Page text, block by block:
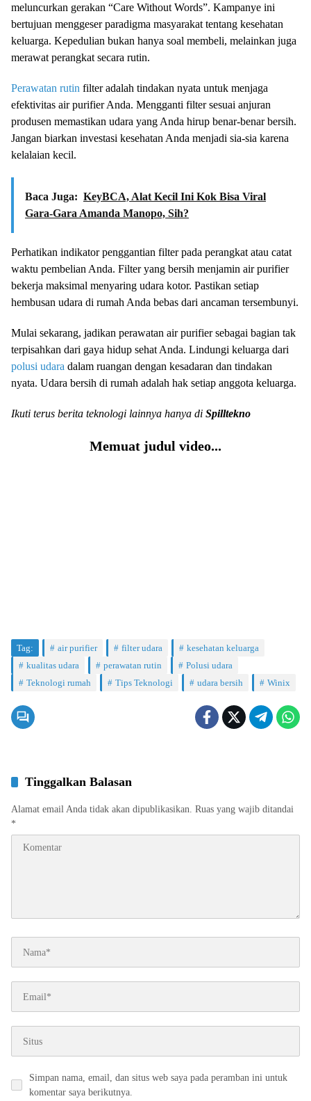
meluncurkan gerakan “Care Without Words”. Kampanye ini
bertujuan menggeser paradigma masyarakat tentang kesehatan
keluarga. Kepedulian bukan hanya soal membeli, melainkan juga
merawat perangkat secara rutin.
Perawatan rutin filter adalah tindakan nyata untuk menjaga
efektivitas air purifier Anda. Mengganti filter sesuai anjuran
produsen memastikan udara yang Anda hirup benar-benar bersih.
Jangan biarkan investasi kesehatan Anda menjadi sia-sia karena
kelalaian kecil.
Baca Juga: KeyBCA, Alat Kecil Ini Kok Bisa Viral
Gara-Gara Amanda Manopo, Sih?
Perhatikan indikator penggantian filter pada perangkat atau catat
waktu pembelian Anda. Filter yang bersih menjamin air purifier
bekerja maksimal menyaring udara kotor. Pastikan setiap
hembusan udara di rumah Anda bebas dari ancaman tersembunyi.
Mulai sekarang, jadikan perawatan air purifier sebagai bagian tak
terpisahkan dari gaya hidup sehat Anda. Lindungi keluarga dari
polusi udara dalam ruangan dengan kesadaran dan tindakan
nyata. Udara bersih di rumah adalah hak setiap anggota keluarga.
Ikuti terus berita teknologi lainnya hanya di Spilltekno
Memuat judul video...
Tag: air purifier filter udara
kesehatan keluarga
kualitas udara
perawatan rutin
Polusi udara
Teknologi rumah
Tips Teknologi udara bersih Winix
Tinggalkan Balasan
Alamat email Anda tidak akan dipublikasikan. Ruas yang wajib ditandai
*
Simpan nama, email, dan situs web saya pada peramban ini untuk
komentar saya berikutnya.